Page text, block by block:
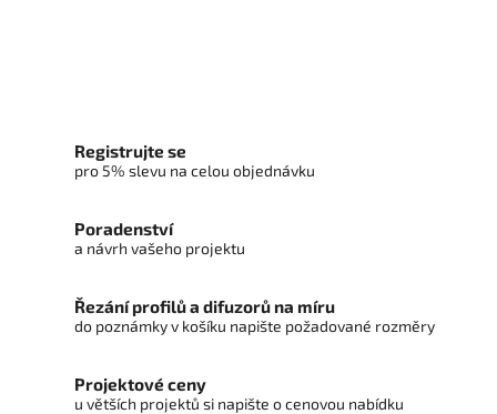
Registrujte se
pro 5% slevu na celou objednávku
Poradenství
a návrh vašeho projektu
Řezání profilů a difuzorů na míru
do poznámky v košíku napište požadované rozměry
Projektové ceny
u větších projektů si napište o cenovou nabídku